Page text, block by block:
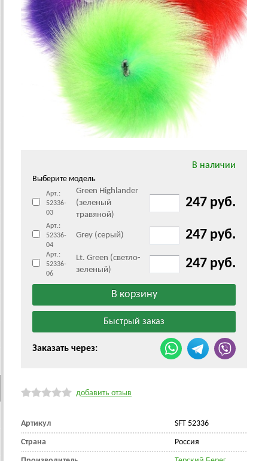
В наличии
Выберите модель
Арт.:
52336-
03
Green Highlander
(зеленый
травяной)
247 руб.
Арт.:
52336-
04
Grey (серый) 247 руб.
Арт.:
52336-
06
Lt. Green (светло-
зеленый)
247 руб.
Заказать через:
добавить отзыв
Артикул SFT 52336
Страна Россия